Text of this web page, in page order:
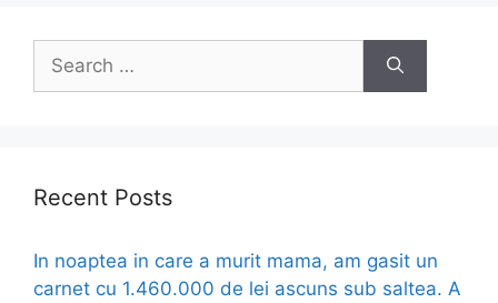
for:
Recent Posts
In noaptea in care a murit mama, am gasit un
carnet cu 1.460.000 de lei ascuns sub saltea. A